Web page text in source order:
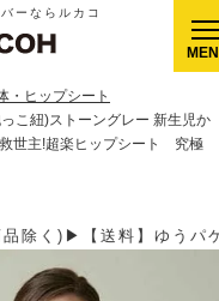
ーならルカコ
・ヒップシート
こ紐)ストーングレー 新生児か
世主!超楽ヒップシート 究極
)、ゆうパック900円(